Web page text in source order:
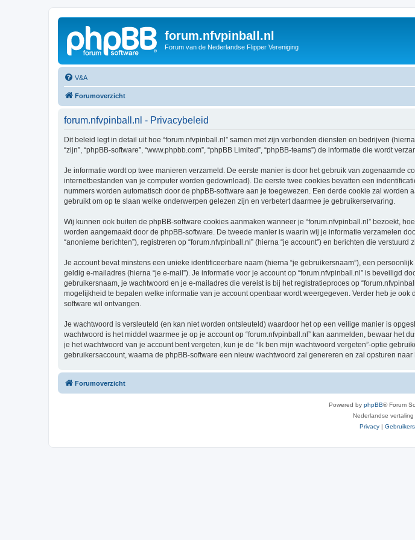
forum.nfvpinball.nl
Forum van de Nederlandse Flipper Vereniging
V&A
Forumoverzicht
forum.nfvpinball.nl - Privacybeleid
Dit beleid legt in detail uit hoe “forum.nfvpinball.nl” samen met zijn verbonden diensten en bedrijven (hierna
“zijn”, “phpBB-software”, “www.phpbb.com”, “phpBB Limited”, “phpBB-teams”) de informatie die wordt
Je informatie wordt op twee manieren verzameld. De eerste manier is door het gebruik van zogenaamde
internetbestanden van je computer worden gedownload). De eerste twee cookies bevatten een
nummers worden automatisch door de phpBB-software aan je toegewezen. Een derde cookie zal
gebruikt om op te slaan welke onderwerpen gelezen zijn en verbetert daarmee je gebruikerservaring.
Wij kunnen ook buiten de phpBB-software cookies aanmaken wanneer je “forum.nfvpinball.nl” bezoekt,
worden aangemaakt door de phpBB-software. De tweede manier is waarin wij je informatie verzamelen
“anonieme berichten”), registreren op “forum.nfvpinball.nl” (hierna “je account”) en berichten die
Je account bevat minstens een unieke identificeerbare naam (hierna “je gebruikersnaam”), een
geldig e-mailadres (hierna “je e-mail”). Je informatie voor je account op “forum.nfvpinball.nl” is beveiligd
gebruikersnaam, je wachtwoord en je e-mailadres die vereist is bij het registratieproces op
mogelijkheid te bepalen welke informatie van je account openbaar wordt weergegeven. Verder heb je
software wil ontvangen.
Je wachtwoord is versleuteld (en kan niet worden ontsleuteld) waardoor het op een veilige manier is
wachtwoord is het middel waarmee je op je account op “forum.nfvpinball.nl” kan aanmelden, bewaar het
je het wachtwoord van je account bent vergeten, kun je de “Ik ben mijn wachtwoord vergeten”-optie
gebruikersaccount, waarna de phpBB-software een nieuw wachtwoord zal genereren en zal opsturen
Forumoverzicht
Powered by phpBB® Forum
Nederlandse
Privacy |